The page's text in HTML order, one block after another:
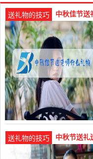
送礼物的技巧 中秋佳节送
送礼物的技巧 中秋节送礼